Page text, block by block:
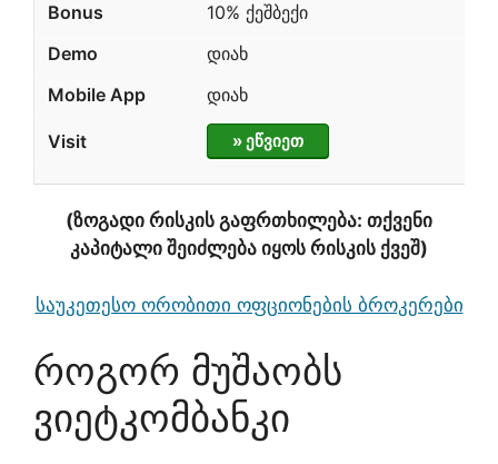
10% ქეშბექი
დიახ
დიახ
» ეწვიეთ
(ზოგადი რისკის გაფრთხილება: თქვენი
კაპიტალი შეიძლება იყოს რისკის ქვეშ)
საუკეთესო ორობითი ოფციონების ბროკერები
როგორ მუშაობს
ვიეტკომბანკი